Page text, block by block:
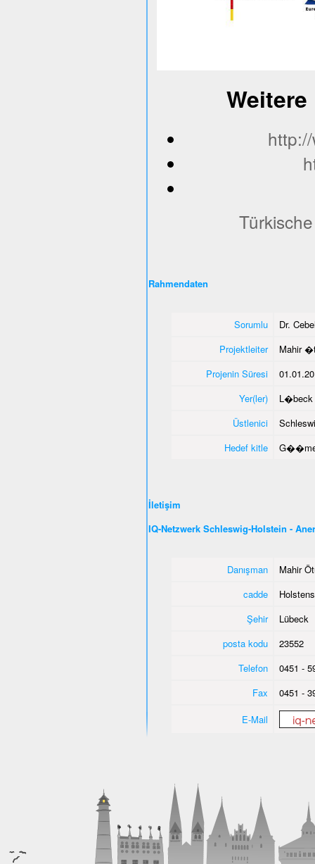
Rahmendaten
Sorumlu
Dr.
Projektleiter
Mahir
Projenin Süresi
Yer(ler)
Üstlenici
Hedef kitle
İletişim
IQ-Netzwerk Schleswig-Holstein -
Danışman
Mahir
cadde
Şehir
Lübeck
posta kodu
23552
Telefon
0451 -
Fax
0451 -
E-Mail